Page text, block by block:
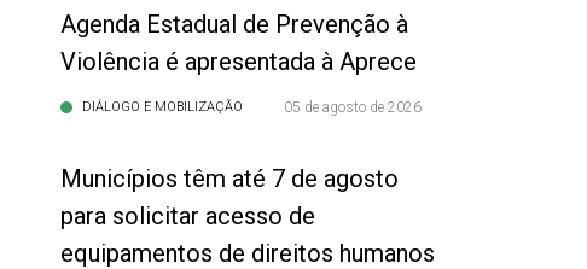
Agenda Estadual de Prevenção à
Violência é apresentada à Aprece
DIÁLOGO E MOBILIZAÇÃO 05 de agosto de 2026
Municípios têm até 7 de agosto
para solicitar acesso de
equipamentos de direitos humanos